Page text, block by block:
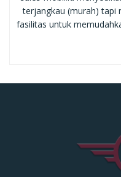
terjangkau (murah) tapi
fasilitas untuk